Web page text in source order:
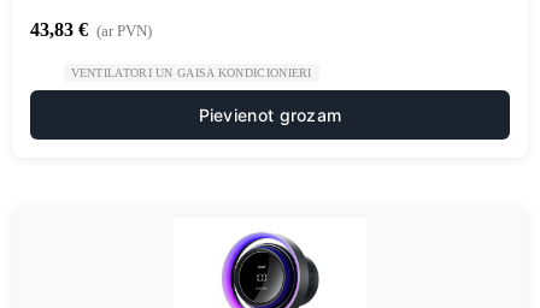
43,83 € (ar PVN)
VENTILATORI UN GAISA KONDICIONIERI
Pievienot grozam